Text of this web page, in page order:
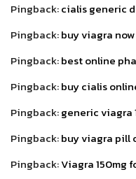
Pingback:cialis generic
Pingback:buy viagra now
Pingback:best online
Pingback:buy cialis
Pingback:generic viagra
Pingback:buy viagra pill
Pingback:Viagra 150mg